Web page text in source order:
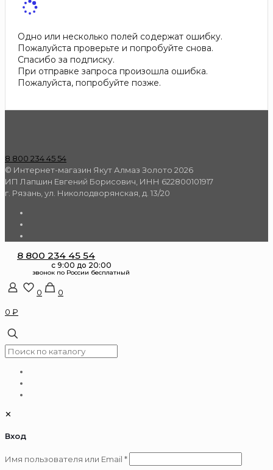
Одно или несколько полей содержат ошибку.
Пожалуйста проверьте и попробуйте снова.
Спасибо за подписку.
При отправке запроса произошла ошибка.
Пожалуйста, попробуйте позже.
8 800 234 45 54
© Интернет-магазин Якут Алмаз Золото 2026
ИП Лапшин Евгений Борисович, ИНН 622800101917
г. Рязань, ул. Николодворянская, д. 13/20
8 800 234 45 54
0
0
0 ₽
✕
Вход
Имя пользователя или Email *Обязательно